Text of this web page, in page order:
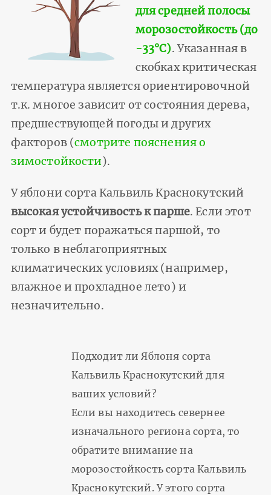
для средней полосы
морозостойкость (до
-33°С). Указанная в
скобках критическая
температура является ориентировочной
т.к. многое зависит от состояния дерева,
предшествующей погоды и других
факторов (смотрите пояснения о
зимостойкости).
У яблони сорта Кальвиль Краснокутский
высокая устойчивость к парше. Если этот
сорт и будет поражаться паршой, то
только в неблагоприятных
климатических условиях (например,
влажное и прохладное лето) и
незначительно.
Подходит ли Яблоня сорта
Кальвиль Краснокутский для
ваших условий?
Если вы находитесь севернее
изначального региона сорта, то
обратите внимание на
морозостойкость сорта Кальвиль
Краснокутский. У этого сорта